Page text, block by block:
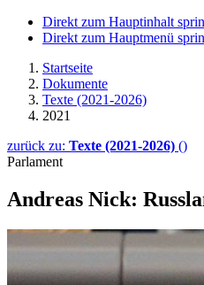
Direkt zum Hauptinhalt
Direkt zum Hauptmenü
Startseite
Dokumente
Texte (2021-2026)
2021
zurück zu: Texte (2021-2026) ()
Parlament
Andreas Nick: